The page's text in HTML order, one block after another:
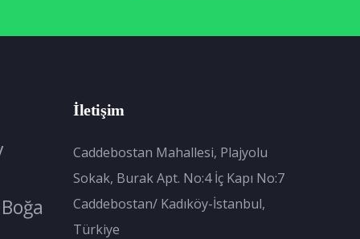
Boğa
İletişim
Caddebostan Mahallesi, Plajyolu
Sokak, Burak Apt. No:4 İç Kapı No:7
Caddebostan/ Kadıköy-İstanbul,
Türkiye